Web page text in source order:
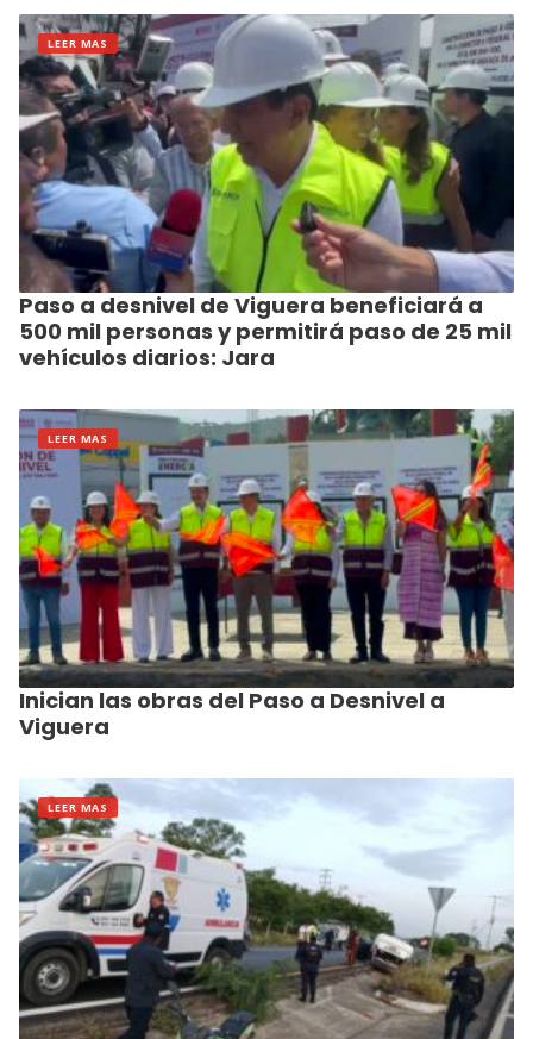
LEER MAS
Paso a desnivel de Viguera beneficiará a
500 mil personas y permitirá paso de 25 mil
vehículos diarios: Jara
LEER MAS
Inician las obras del Paso a Desnivel a
Viguera
LEER MAS